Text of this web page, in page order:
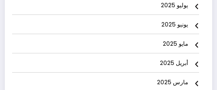
يوليو 2025
يونيو 2025
مايو 2025
أبريل 2025
مارس 2025